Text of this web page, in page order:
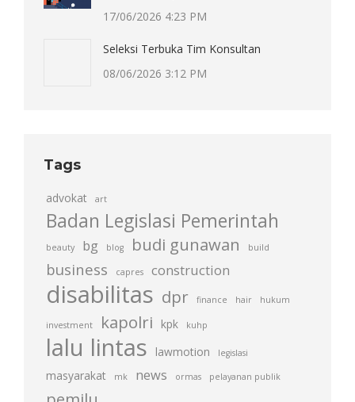
17/06/2026 4:23 PM
Seleksi Terbuka Tim Konsultan
08/06/2026 3:12 PM
Tags
advokat art
Badan Legislasi Pemerintah
beauty bg blog budi gunawan build
business capres construction
disabilitas dpr finance hair hukum
investment kapolri kpk kuhp
lalu lintas lawmotion legislasi
masyarakat mk news ormas pelayanan publik